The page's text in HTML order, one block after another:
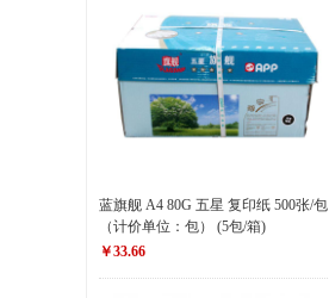
蓝旗舰 A4 80G 五星 复印纸 500张/包
（计价单位：包） (5包/箱)
￥33.66